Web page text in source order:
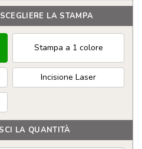
LA STAMPA
Stampa a 1 colore
Incisione Laser
LA QUANTITÀ